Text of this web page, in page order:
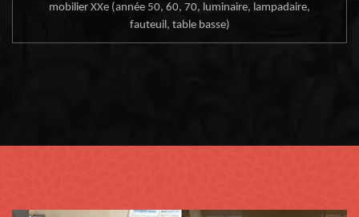
mobilier XXe (année 50, 60, 70, luminaire, lampadaire,
fauteuil, table basse)